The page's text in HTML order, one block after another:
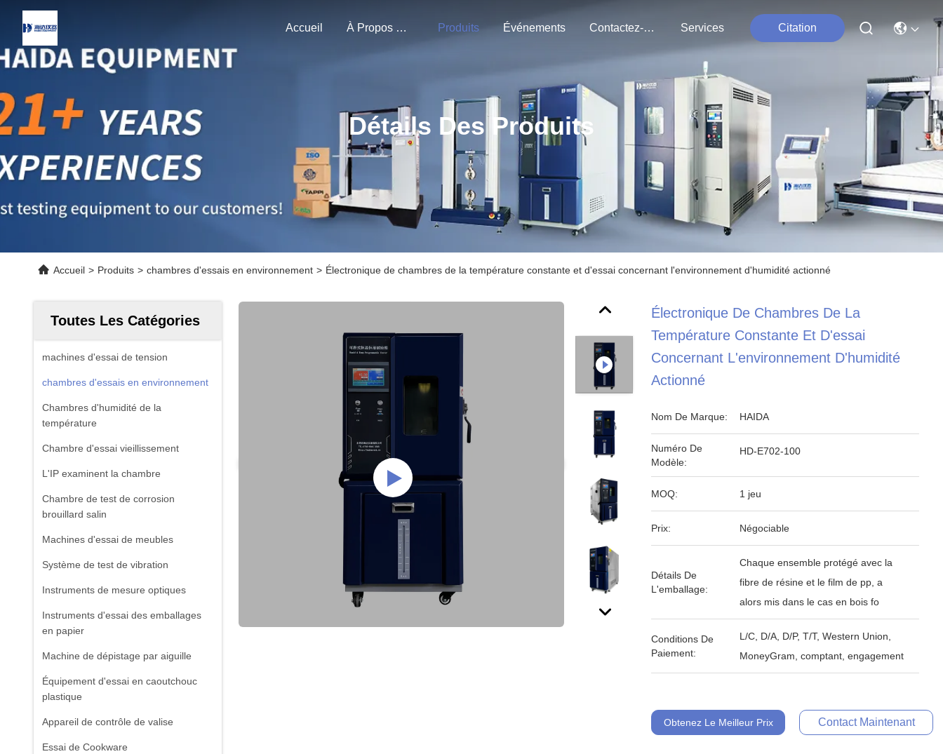
Accueil À Propos De Nous Produits Événements Contactez-Nous Services Citation
Détails Des Produits
Accueil > Produits > chambres d'essais en environnement > Électronique de chambres de la température constante et d'essai concernant l'environnement d'humidité actionné
Toutes Les Catégories
machines d'essai de tension
chambres d'essais en environnement
Chambres d'humidité de la
température
Chambre d'essai vieillissement
L'IP examinent la chambre
Chambre de test de corrosion
brouillard salin
Machines d'essai de meubles
Système de test de vibration
Instruments de mesure optiques
Instruments d'essai des emballages
en papier
Machine de dépistage par aiguille
Équipement d'essai en caoutchouc
plastique
Appareil de contrôle de valise
Essai de Cookware
Électronique De Chambres De La
Température Constante Et D'essai
Concernant L'environnement D'humidité
Actionné
Nom De Marque: HAIDA
Numéro De
Modèle:
HD-E702-100
MOQ: 1 jeu
Prix: Négociable
Détails De
L'emballage:
Chaque ensemble protégé avec la
fibre de résine et le film de pp, a
alors mis dans le cas en bois fo
Conditions De
Paiement:
L/C, D/A, D/P, T/T, Western Union,
MoneyGram, comptant, engagement
Obtenez Le Meilleur Prix Contact Maintenant